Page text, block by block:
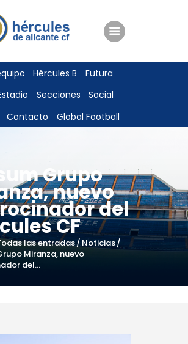
Hércules B
Futura
Secciones
Social
Contacto Global Football
Grupo
nuevo
del
CF
las entradas
Noticias
Miranza, nuevo
del...